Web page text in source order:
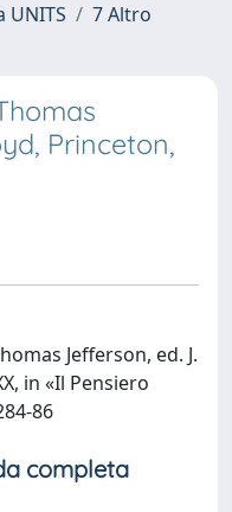
UNITS
7 Altro
Princeton,
Jefferson, ed. J.
in «Il Pensiero
86
completa